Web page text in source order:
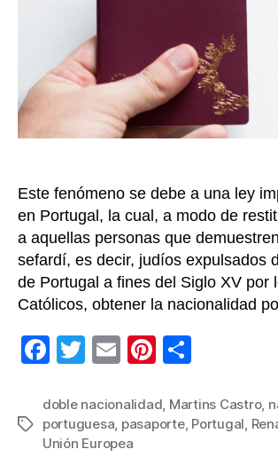
Este fenómeno se debe a una ley
en Portugal, la cual, a modo de
a aquellas personas que
sefardí, es decir, judíos expulsados
de Portugal a fines del Siglo XV por
Católicos, obtener la nacionalidad
F
c
e
T
tt
er
E
ail
Pi
er
e
m
p
Etiquetas
doble nacionalidad, Martins Castro,
portuguesa, pasaporte, Portugal,
Unión Europea